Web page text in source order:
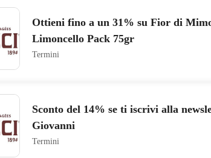
Ottieni fino a un 31% su Fior di
Limoncello Pack 75gr
Termini
Sconto del 14% se ti iscrivi alla
Giovanni
Termini